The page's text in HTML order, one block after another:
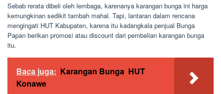
Sebab rerata dibeli oleh lembaga, karenanya karangan bunga ini harga
kemungkinan sedikit tambah mahal. Tapi, lantaran dalam rencana
mengingati HUT Kabupaten, karena itu kadangkala penjual Bunga
Papan berikan promosi atau discount dari pembelian karangan bunga
itu.
Baca juga: Karangan Bunga HUT
Konawe